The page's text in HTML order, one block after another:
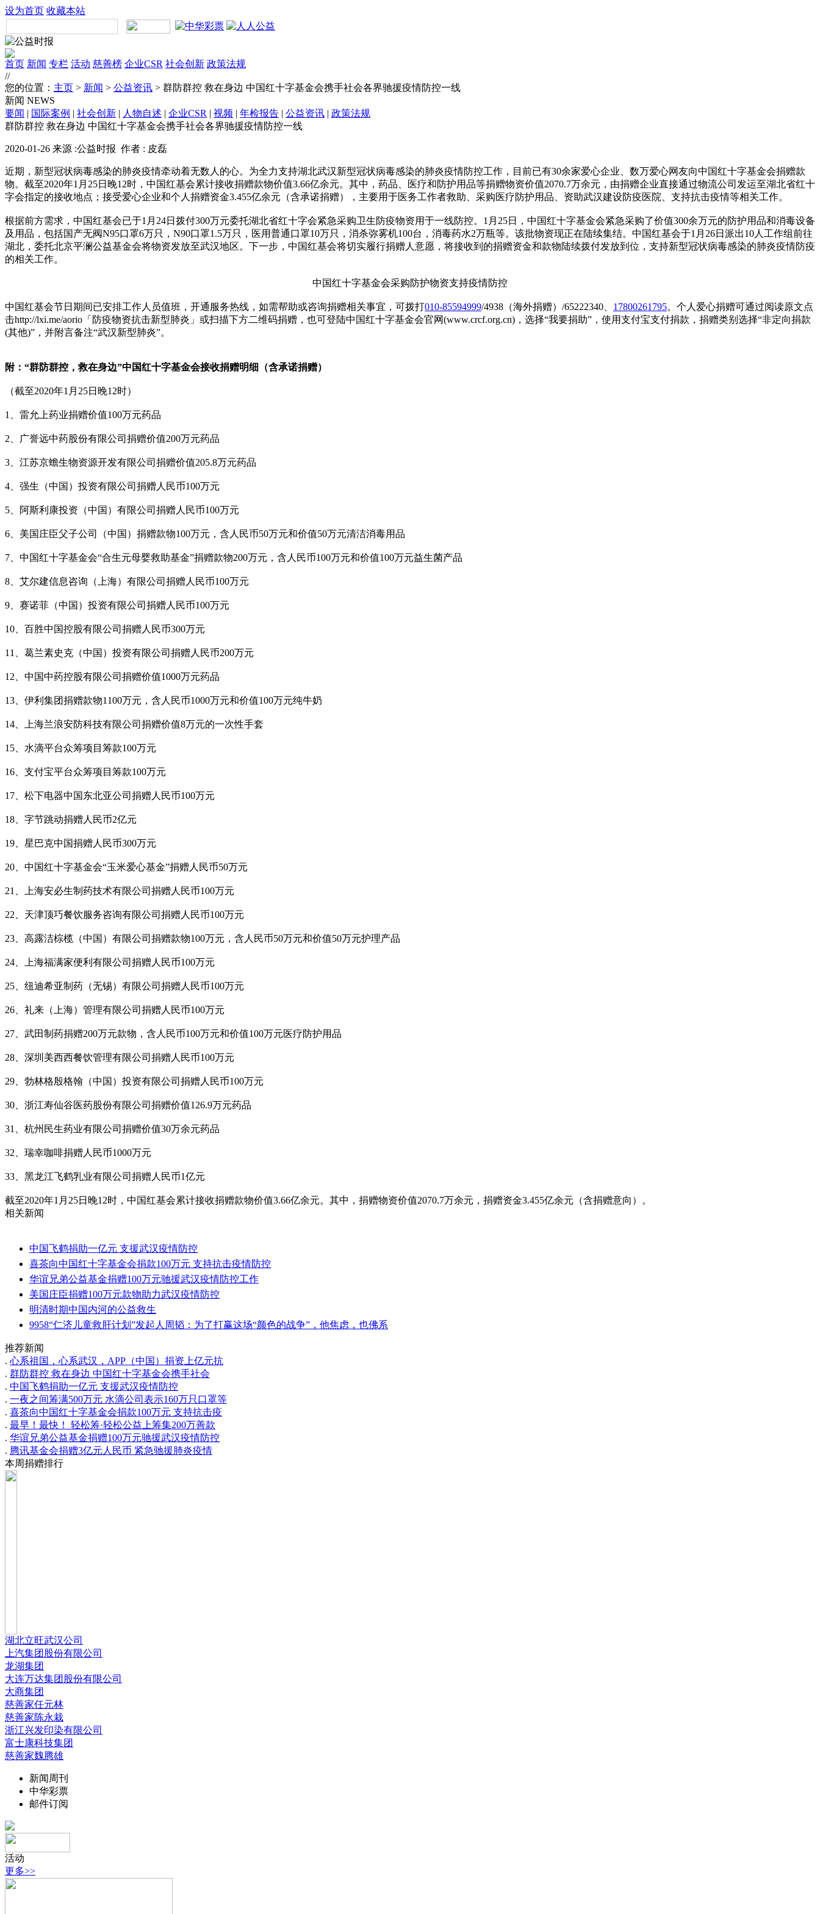
设为首页 收藏本站
首页 新闻 专栏 活动 慈善榜 企业CSR 社会创新 政策法规
//
您的位置： 主页 > 新闻 > 公益资讯 > 群防群控 救在身边 中国红十字基金会携手社会各界驰援疫情防控一线
新闻 NEWS
要闻 | 国际案例 | 社会创新 | 人物自述 | 企业CSR | 视频 | 年检报告 | 公益资讯 | 政策法规
群防群控 救在身边 中国红十字基金会携手社会各界驰援疫情防控一线
2020-01-26 来源 :公益时报 作者 : 皮磊
近期，新型冠状病毒感染的肺炎疫情牵动着无数人的心。为全力支持湖北武汉新型冠状病毒感染的肺炎疫情防控工作，目前已有30余家爱心企业、数万爱心网友向中国红十字基金会捐赠款
物。截至2020年1月25日晚12时，中国红基会累计接收捐赠款物价值3.66亿余元。其中，药品、医疗和防护用品等捐赠物资价值2070.7万余元，由捐赠企业直接通过物流公司发运至湖北省红十
字会指定的接收地点；接受爱心企业和个人捐赠资金3.455亿余元（含承诺捐赠），主要用于医务工作者救助、采购医疗防护用品、资助武汉建设防疫医院、支持抗击疫情等相关工作。
根据前方需求，中国红基会已于1月24日拨付300万元委托湖北省红十字会紧急采购卫生防疫物资用于一线防控。1月25日，中国红十字基金会紧急采购了价值300余万元的防护用品和消毒设备
及用品，包括国产无阀N95口罩6万只，N90口罩1.5万只，医用普通口罩10万只，消杀弥雾机100台，消毒药水2万瓶等。该批物资现正在陆续集结。中国红基会于1月26日派出10人工作组前往
湖北，委托北京平澜公益基金会将物资发放至武汉地区。下一步，中国红基会将切实履行捐赠人意愿，将接收到的捐赠资金和款物陆续拨付发放到位，支持新型冠状病毒感染的肺炎疫情防疫
的相关工作。
中国红十字基金会采购防护物资支持疫情防控
中国红基会节日期间已安排工作人员值班，开通服务热线，如需帮助或咨询捐赠相关事宜，可拨打010-85594999/4938（海外捐赠）/65222340、 17800261795。个人爱心捐赠可通过阅读原文点
击http://lxi.me/aorio「防疫物资抗击新型肺炎」或扫描下方二维码捐赠，也可登陆中国红十字基金会官网(www.crcf.org.cn)，选择“我要捐助”，使用支付宝支付捐款，捐赠类别选择“非定向捐款
(其他)”，并附言备注“武汉新型肺炎”。
附：“群防群控，救在身边”中国红十字基金会接收捐赠明细（含承诺捐赠）
（截至2020年1月25日晚12时）
1、雷允上药业捐赠价值100万元药品
2、广誉远中药股份有限公司捐赠价值200万元药品
3、江苏京蟾生物资源开发有限公司捐赠价值205.8万元药品
4、强生（中国）投资有限公司捐赠人民币100万元
5、阿斯利康投资（中国）有限公司捐赠人民币100万元
6、美国庄臣父子公司（中国）捐赠款物100万元，含人民币50万元和价值50万元清洁消毒用品
7、中国红十字基金会“合生元母婴救助基金”捐赠款物200万元，含人民币100万元和价值100万元益生菌产品
8、艾尔建信息咨询（上海）有限公司捐赠人民币100万元​
9、赛诺菲（中国）投资有限公司捐赠人民币100万元
10、百胜中国控股有限公司捐赠人民币300万元
11、葛兰素史克（中国）投资有限公司捐赠人民币200​万元
12、中国中药控股有限公司捐赠价值1000万元药品
13、伊利集团捐赠款物1100万元，含人民币1000万元和价值100万元纯牛奶
14、上海兰浪安防科技有限公司捐赠价值8万元的一次性手套
15、水滴平台众筹项目筹款100万元​
16、支付宝平台众筹项目筹款100万元​
17、松下电器中国东北亚公司捐赠人民币100​万元
18、字节跳动捐赠人民币2亿元
19、星巴克中国捐赠人民币300万元
20、中国红十字基金会“玉米爱心基金”捐赠人民币50万元
21、上海安必生制药技术有限公司捐赠人民币100万元
22、天津顶巧餐饮服务咨询有限公司捐赠人民币100万元
23、高露洁棕榄（中国）有限公司捐赠款物100万元，含人民币50万元和价值50万元护理产品
24、上海福满家便利有限公司捐赠人民币100万元
25、纽迪希亚制药（无锡）有限公司捐赠人民币100万元
26、礼来（上海）管理有限公司捐赠人民币100万元
27、武田制药捐赠200万元款物，含人民币100万元和价值100万元医疗防护用品
28、深圳美西西餐饮管理有限公司捐赠人民币100万元
29、勃林格殷格翰（中国）投资有限公司捐赠人民币100万元
30、浙江寿仙谷医药股份有限公司捐赠价值126.9万元药品
31、杭州民生药业有限公司捐赠价值30万余元药品
32、瑞幸咖啡捐赠人民币1000万元
33、黑龙江飞鹤乳业有限公司捐赠人民币1亿元
截至2020年1月25日晚12时，中国红基会累计接收捐赠款物价值3.66亿余元。其中，捐赠物资价值2070.7万余元，捐赠资金3.455亿余元（含捐赠意向）。
相关新闻
中国飞鹤捐助一亿元 支援武汉疫情防控
喜茶向中国红十字基金会捐款100万元 支持抗击疫情防控
华谊兄弟公益基金捐赠100万元驰援武汉疫情防控工作
美国庄臣捐赠100万元款物助力武汉疫情防控
明清时期中国内河的公益救生
9958“仁济儿童救肝计划”发起人周韬：为了打赢这场“颜色的战争”，他焦虑，也佛系
推荐新闻
. 心系祖国，心系武汉，APP（中国）捐资上亿元抗
. 群防群控 救在身边 中国红十字基金会携手社会
. 中国飞鹤捐助一亿元 支援武汉疫情防控
. 一夜之间筹满500万元 水滴公司表示160万只口罩等
. 喜茶向中国红十字基金会捐款100万元 支持抗击疫
. 最早！最快！ 轻松筹·轻松公益上筹集200万善款
. 华谊兄弟公益基金捐赠100万元驰援武汉疫情防控
. 腾讯基金会捐赠3亿元人民币 紧急驰援肺炎疫情
本周捐赠排行
湖北立旺武汉公司
上汽集团股份有限公司
龙湖集团
大连万达集团股份有限公司
大商集团
慈善家任元林
慈善家陈永栽
浙江兴发印染有限公司
富士康科技集团
慈善家魏腾雄
新闻周刊
中华彩票
邮件订阅
活动
更多>>